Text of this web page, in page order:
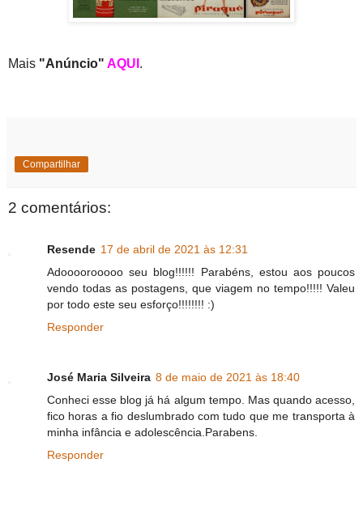
Mais "Anúncio" AQUI .
Compartilhar
2 comentários:
Resende 17 de abril de 2021 às 12:31
Adoooorooooo seu blog!!!!!! Parabéns, estou aos poucos
vendo todas as postagens, que viagem no tempo!!!!! Valeu
por todo este seu esforço!!!!!!!! :)
Responder
José Maria Silveira 8 de maio de 2021 às 18:40
Conheci esse blog já há algum tempo. Mas quando acesso,
fico horas a fio deslumbrado com tudo que me transporta à
minha infância e adolescência.Parabens.
Responder